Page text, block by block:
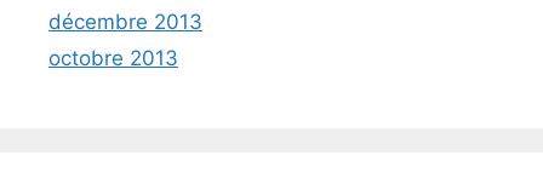
décembre 2013
octobre 2013